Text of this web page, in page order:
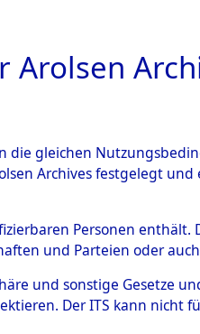
BILD
die gleichen
Archives festgelegt
Personen enthält.
und Parteien oder
und sonstige Gesetze
Der ITS kann nicht